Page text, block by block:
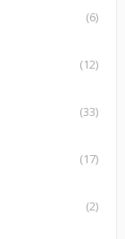
(6)
(12)
(33)
(17)
(2)